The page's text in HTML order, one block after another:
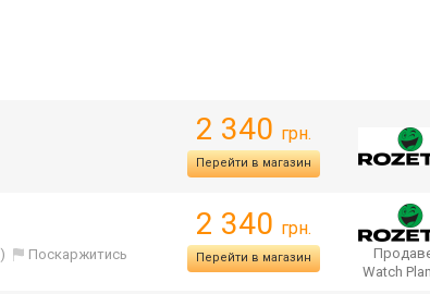
2 340 грн.
Перейти в магазин
Поскаржитись
2 340 грн.
Перейти в магазин
Watch